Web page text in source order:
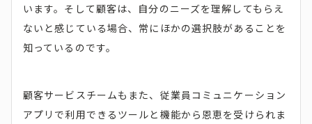
います。そして顧客は、自分のニーズを理解してもらえ
ないと感じている場合、常にほかの選択肢があることを
知っているのです。
顧客サービスチームもまた、従業員コミュニケーション
アプリで利用できるツールと機能から恩恵を受けられま